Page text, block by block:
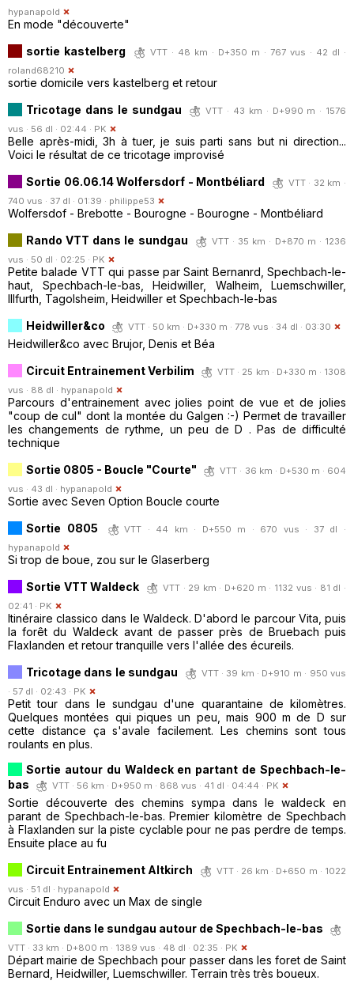
hypanapold
En mode "découverte"
sortie kastelberg
VTT · 48 km · D+350 m · 767 vus · 42 dl ·
roland68210
sortie domicile vers kastelberg et retour
Tricotage dans le sundgau
VTT · 43 km · D+990 m · 1576
vus · 56 dl · 02:44 · PK
Belle après-midi, 3h à tuer, je suis parti sans but ni direction...
Voici le résultat de ce tricotage improvisé
Sortie 06.06.14 Wolfersdorf - Montbéliard
VTT · 32 km ·
740 vus · 37 dl · 01:39 · philippe53
Wolfersdof - Brebotte - Bourogne - Bourogne - Montbéliard
Rando VTT dans le sundgau
VTT · 35 km · D+870 m · 1236
vus · 50 dl · 02:25 · PK
Petite balade VTT qui passe par Saint Bernanrd, Spechbach-le-
haut, Spechbach-le-bas, Heidwiller, Walheim, Luemschwiller,
Illfurth, Tagolsheim, Heidwiller et Spechbach-le-bas
Heidwiller&co
VTT · 50 km · D+330 m · 778 vus · 34 dl · 03:30
Heidwiller&co avec Brujor, Denis et Béa
Circuit Entrainement Verbilim
VTT · 25 km · D+330 m · 1308
vus · 88 dl · hypanapold
Parcours d'entrainement avec jolies point de vue et de jolies
"coup de cul" dont la montée du Galgen :-) Permet de travailler
les changements de rythme, un peu de D . Pas de difficulté
technique
Sortie 0805 - Boucle "Courte"
VTT · 36 km · D+530 m · 604
vus · 43 dl · hypanapold
Sortie avec Seven Option Boucle courte
Sortie 0805
VTT · 44 km · D+550 m · 670 vus · 37 dl ·
hypanapold
Si trop de boue, zou sur le Glaserberg
Sortie VTT Waldeck
VTT · 29 km · D+620 m · 1132 vus · 81 dl ·
02:41 · PK
Itinéraire classico dans le Waldeck. D'abord le parcour Vita, puis
la forêt du Waldeck avant de passer près de Bruebach puis
Flaxlanden et retour tranquille vers l'allée des écureils.
Tricotage dans le sundgau
VTT · 39 km · D+910 m · 950 vus
· 57 dl · 02:43 · PK
Petit tour dans le sundgau d'une quarantaine de kilomètres.
Quelques montées qui piques un peu, mais 900 m de D sur
cette distance ça s'avale facilement. Les chemins sont tous
roulants en plus.
Sortie autour du Waldeck en partant de Spechbach-le-
bas
VTT · 56 km · D+950 m · 868 vus · 41 dl · 04:44 · PK
Sortie découverte des chemins sympa dans le waldeck en
parant de Spechbach-le-bas. Premier kilomètre de Spechbach
à Flaxlanden sur la piste cyclable pour ne pas perdre de temps.
Ensuite place au fu
Circuit Entrainement Altkirch
VTT · 26 km · D+650 m · 1022
vus · 51 dl · hypanapold
Circuit Enduro avec un Max de single
Sortie dans le sundgau autour de Spechbach-le-bas
VTT · 33 km · D+800 m · 1389 vus · 48 dl · 02:35 · PK
Départ mairie de Spechbach pour passer dans les foret de Saint
Bernard, Heidwiller, Luemschwiller. Terrain très très boueux.